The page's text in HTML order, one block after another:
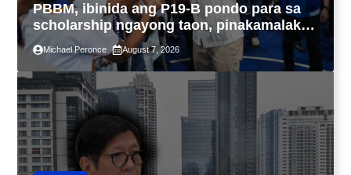
PBBM, ibinida ang P19-B pondo para sa
scholarship ngayong taon, pinakamalaki
sa kasaysayan ng TESDA
Michael Peronce August 7, 2026